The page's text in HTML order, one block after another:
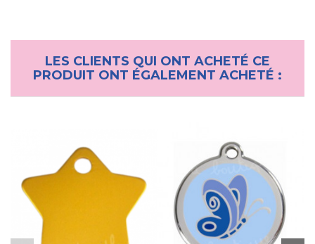
Collier pour chien "Surf"
LES CLIENTS QUI ONT ACHETÉ CE
PRODUIT ONT ÉGALEMENT ACHETÉ :